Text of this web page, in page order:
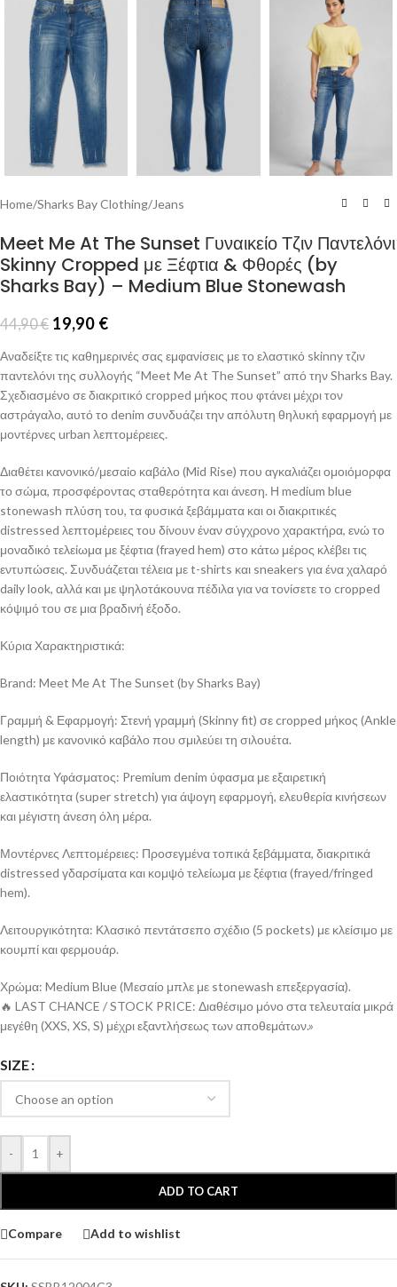
Home/Sharks Bay Clothing/Jeans
Meet Me At The Sunset Γυναικείο Τζιν Παντελόνι
Skinny Cropped με Ξέφτια & Φθορές (by
Sharks Bay) – Medium Blue Stonewash
44,90€ 19,90 €
Αναδείξτε τις καθημερινές σας εμφανίσεις με το ελαστικό skinny τζιν
παντελόνι της συλλογής “Meet Me At The Sunset” από την Sharks Bay.
Σχεδιασμένο σε διακριτικό cropped μήκος που φτάνει μέχρι τον
αστράγαλο, αυτό το denim συνδυάζει την απόλυτη θηλυκή εφαρμογή με
μοντέρνες urban λεπτομέρειες.
Διαθέτει κανονικό/μεσαίο καβάλο (Mid Rise) που αγκαλιάζει ομοιόμορφα
το σώμα, προσφέροντας σταθερότητα και άνεση. Η medium blue
stonewash πλύση του, τα φυσικά ξεβάμματα και οι διακριτικές
distressed λεπτομέρειες του δίνουν έναν σύγχρονο χαρακτήρα, ενώ το
μοναδικό τελείωμα με ξέφτια (frayed hem) στο κάτω μέρος κλέβει τις
εντυπώσεις. Συνδυάζεται τέλεια με t-shirts και sneakers για ένα χαλαρό
daily look, αλλά και με ψηλοτάκουνα πέδιλα για να τονίσετε το cropped
κόψιμό του σε μια βραδινή έξοδο.
Κύρια Χαρακτηριστικά:
Brand: Meet Me At The Sunset (by Sharks Bay)
Γραμμή & Εφαρμογή: Στενή γραμμή (Skinny fit) σε cropped μήκος (Ankle
length) με κανονικό καβάλο που σμιλεύει τη σιλουέτα.
Ποιότητα Υφάσματος: Premium denim ύφασμα με εξαιρετική
ελαστικότητα (super stretch) για άψογη εφαρμογή, ελευθερία κινήσεων
και μέγιστη άνεση όλη μέρα.
Μοντέρνες Λεπτομέρειες: Προσεγμένα τοπικά ξεβάμματα, διακριτικά
distressed γδαρσίματα και κομψό τελείωμα με ξέφτια (frayed/fringed
hem).
Λειτουργικότητα: Κλασικό πεντάτσεπο σχέδιο (5 pockets) με κλείσιμο με
κουμπί και φερμουάρ.
Χρώμα: Medium Blue (Μεσαίο μπλε με stonewash επεξεργασία).
🔥 LAST CHANCE / STOCK PRICE: Διαθέσιμο μόνο στα τελευταία μικρά
μεγέθη (XXS, XS, S) μέχρι εξαντλήσεως των αποθεμάτων.»
SIZE
- +
ADD TO CART
Compare Add to wishlist